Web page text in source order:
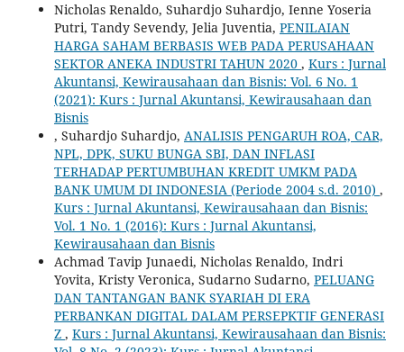
Nicholas Renaldo, Suhardjo Suhardjo, Ienne Yoseria
Putri, Tandy Sevendy, Jelia Juventia, PENILAIAN
HARGA SAHAM BERBASIS WEB PADA PERUSAHAAN
SEKTOR ANEKA INDUSTRI TAHUN 2020 , Kurs : Jurnal
Akuntansi, Kewirausahaan dan Bisnis: Vol. 6 No. 1
(2021): Kurs : Jurnal Akuntansi, Kewirausahaan dan
Bisnis
, Suhardjo Suhardjo, ANALISIS PENGARUH ROA, CAR,
NPL, DPK, SUKU BUNGA SBI, DAN INFLASI
TERHADAP PERTUMBUHAN KREDIT UMKM PADA
BANK UMUM DI INDONESIA (Periode 2004 s.d. 2010) ,
Kurs : Jurnal Akuntansi, Kewirausahaan dan Bisnis:
Vol. 1 No. 1 (2016): Kurs : Jurnal Akuntansi,
Kewirausahaan dan Bisnis
Achmad Tavip Junaedi, Nicholas Renaldo, Indri
Yovita, Kristy Veronica, Sudarno Sudarno, PELUANG
DAN TANTANGAN BANK SYARIAH DI ERA
PERBANKAN DIGITAL DALAM PERSEPKTIF GENERASI
Z , Kurs : Jurnal Akuntansi, Kewirausahaan dan Bisnis: